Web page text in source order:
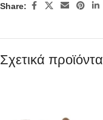
Share:
Σχετικά προϊόντα